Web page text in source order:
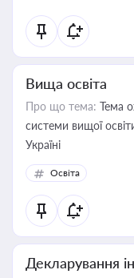
Вища освіта
Про що тема: Тема
системи вищої
Україні
Освіта
Декларування